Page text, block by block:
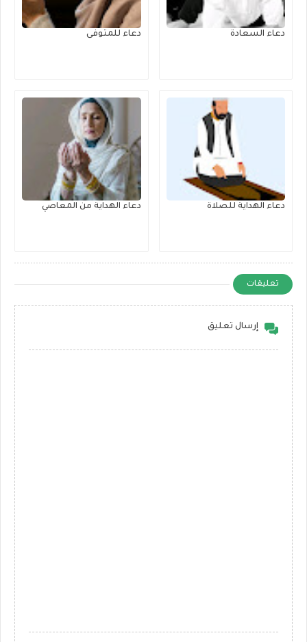
دعاء السعادة دعاء للمتوفى
دعاء الهداية للصلاة دعاء الهداية من المعاصي
تعليقات
إرسال تعليق